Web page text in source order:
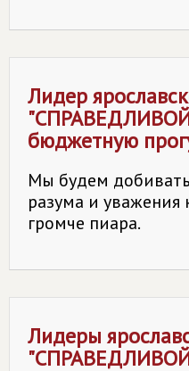
Лидер
"
бюджетную
Мы будем
разума и уважения
громче пиара.
Лидеры
"